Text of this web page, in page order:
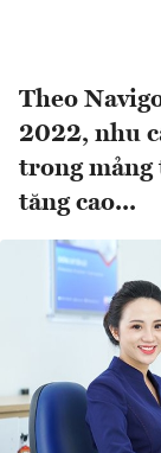
Theo
2022, nhu
trong mảng
tăng cao...